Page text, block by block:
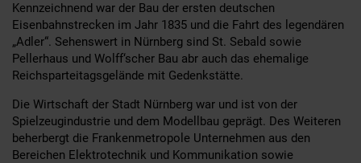
Kennzeichnend war der Bau der ersten deutschen
Eisenbahnstrecken im Jahr 1835 und die Fahrt des legendären
„Adler“. Sehenswert in Nürnberg sind St. Sebald sowie
Pellerhaus und Wolff‘scher Bau abr auch das ehemalige
Reichsparteitagsgelände mit Gedenkstätte.
Die Wirtschaft der Stadt Nürnberg war und ist von der
Spielzeugindustrie und dem Modellbau geprägt. Des Weiteren
beherbergt die Frankenmetropole Unternehmen aus den
Bereichen Elektrotechnik und Kommunikation sowie